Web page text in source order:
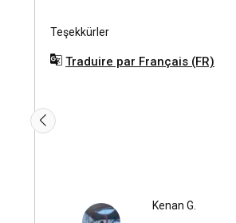
Teşekkürler
Traduire par Français (FR)
Kenan G.